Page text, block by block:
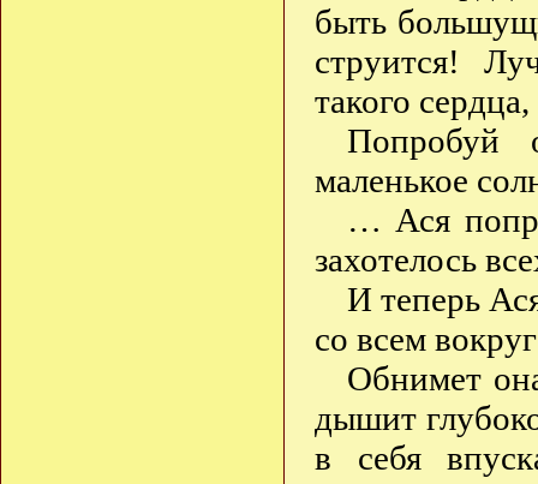
быть
струится!
такого
маленькое
… Ася
захотелось
И теперь
со всем
Обнимет
дышит
в себя